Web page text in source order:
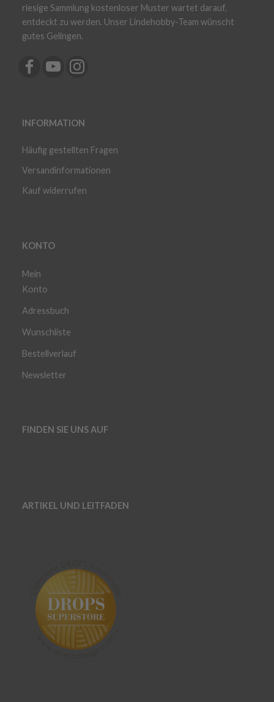
riesige Sammlung kostenloser Muster wartet darauf,
entdeckt zu werden. Unser Lindehobby-Team wünscht
gutes Gelingen.
INFORMATION
Häufig gestellten Fragen
Versandinformationen
Kauf widerrufen
KONTO
Mein
Konto
Adressbuch
Wunschliste
Bestellverlauf
Newsletter
FINDEN SIE UNS AUF
ARTIKEL UND LEITFADEN